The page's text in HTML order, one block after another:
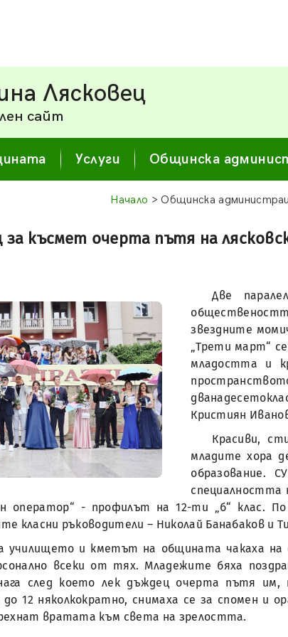
Лясковец
сайт
Услуги Общинска
Начало > Общинска
за късмет очерта пътя на
Две
звездните
„Трети март“
младостта и
Кристиян
Красиви,
младите хора
образование.
специалността
оператор“ - профилът на 12-ти „б“ клас.
класни ръководители – Николай Банабаков и
училището и кметът на общината чакаха на
всеки от тях. Младежите бяха
след което лек дъждец очерта пътя
12 няколкократно, снимаха се за спомен и
вратата към света на зрелостта.